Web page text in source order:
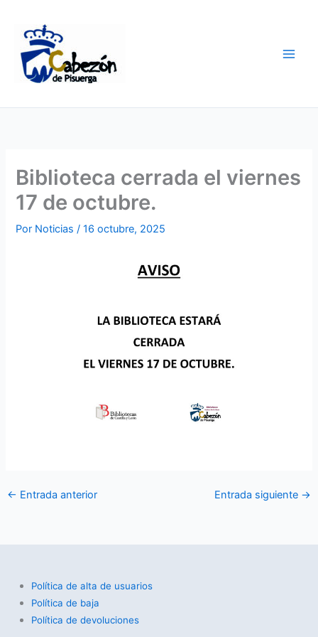
contenido
Biblioteca cerrada el viernes
17 de octubre.
Por Noticias/16 octubre, 2025
← Entrada anterior Entrada siguiente →
Política de alta de usuarios
Política de baja
Política de devoluciones